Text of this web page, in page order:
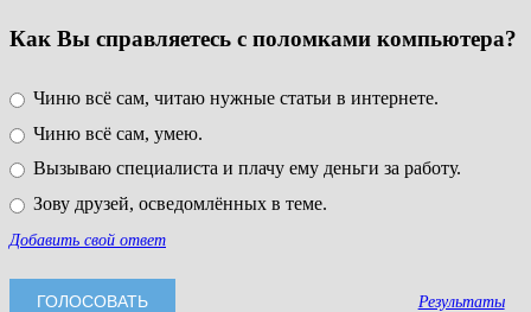
Как Вы справляетесь с поломками компьютера?
Чиню всё сам, читаю нужные статьи в интернете.
Чиню всё сам, умею.
Вызываю специалиста и плачу ему деньги за работу.
Зову друзей, осведомлённых в теме.
Добавить свой ответ
Результаты